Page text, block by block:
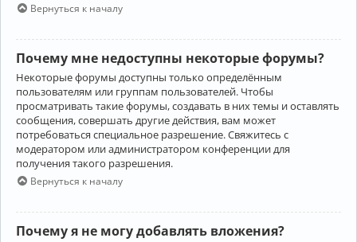
Вернуться к началу
Почему мне недоступны некоторые форумы?
Некоторые форумы доступны только определённым
пользователям или группам пользователей. Чтобы
просматривать такие форумы, создавать в них темы и оставлять
сообщения, совершать другие действия, вам может
потребоваться специальное разрешение. Свяжитесь с
модератором или администратором конференции для
получения такого разрешения.
Вернуться к началу
Почему я не могу добавлять вложения?